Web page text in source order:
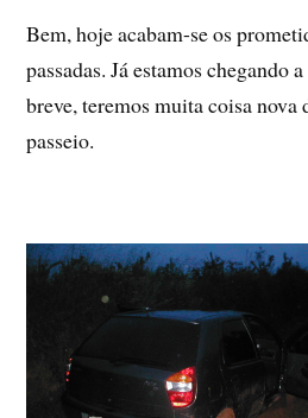
Bem, hoje acabam-se os
passadas. Já estamos chegando
breve, teremos muita coisa nova
passeio.